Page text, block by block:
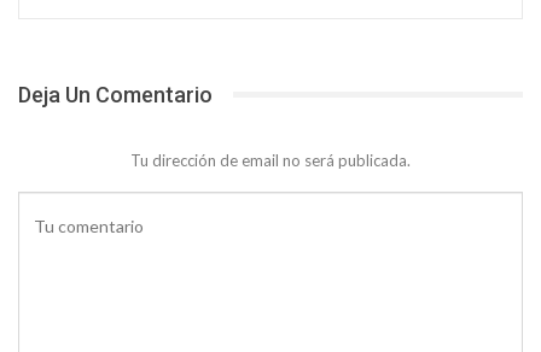
Deja Un Comentario
Tu dirección de email no será publicada.